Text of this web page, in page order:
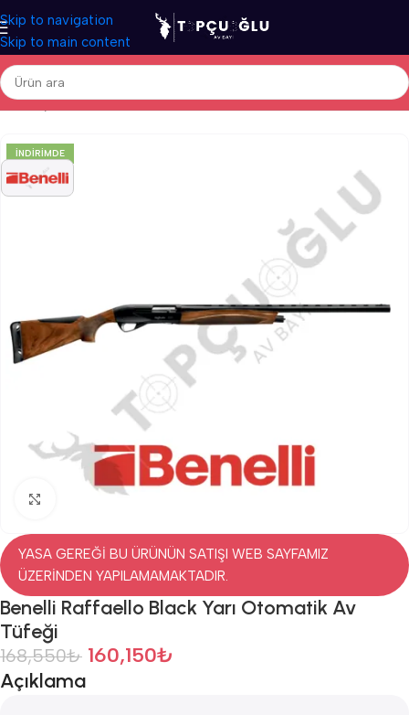
Skip to navigation
Skip to main content
Ana Sayfa/Av Tüfekleri/İthal Av Tüfekleri/Otomatik Av Tüfekleri
İNDIRIMDE
Click to enlarge
YASA GEREĞİ BU ÜRÜNÜN SATIŞI WEB SAYFAMIZ
ÜZERİNDEN YAPILAMAMAKTADIR.
Benelli Raffaello Black Yarı Otomatik Av
Tüfeği
168,550₺ 160,150₺
Açıklama